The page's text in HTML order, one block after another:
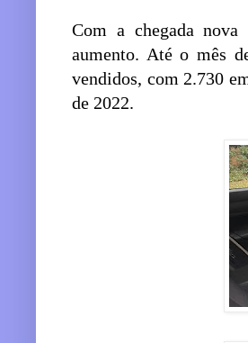
Com a chegada
aumento. Até o mês
vendidos, com 2.730
de 2022.